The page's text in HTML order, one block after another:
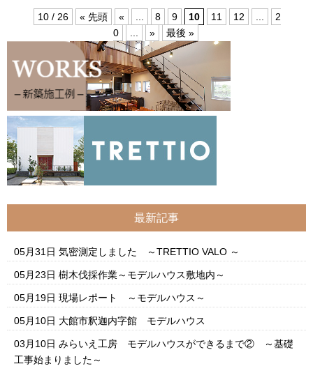
10 / 26 « 先頭 « 8 9 10 11 12
2
0
» 最後 »
最新記事
05月31日 気密測定しました ～TRETTIO VALO ～
05月23日 樹木伐採作業～モデルハウス敷地内～
05月19日 現場レポート ～モデルハウス～
05月10日 大館市釈迦内字館 モデルハウス
03月10日 みらいえ工房 モデルハウスができるまで② ～基礎
工事始まりました～